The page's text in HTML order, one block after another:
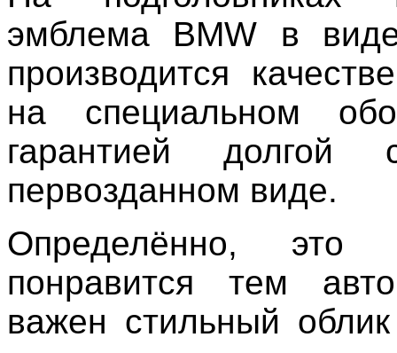
эмблема BMW в
производится
на специальном
гарантией долгой
первозданном виде.
Определённо,
понравится тем
важен стильный